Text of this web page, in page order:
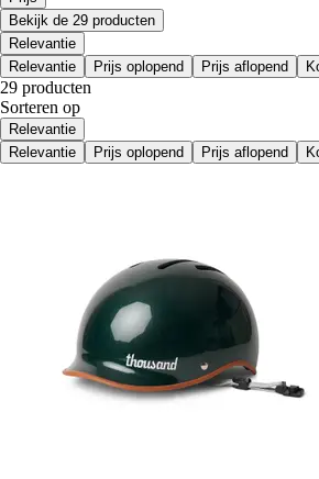
Bekijk de 29 producten
Relevantie
Relevantie
Prijs oplopend Prijs aflopend
29 producten
Sorteren op
Relevantie
Relevantie
Prijs oplopend Prijs aflopend